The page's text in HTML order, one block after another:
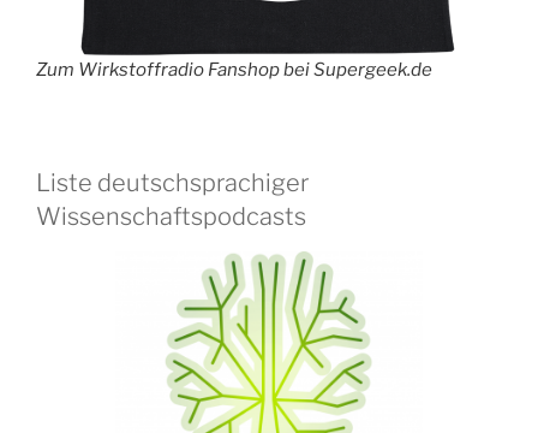
Zum Wirkstoffradio Fanshop bei Supergeek.de
Liste deutschsprachiger
Wissenschaftspodcasts